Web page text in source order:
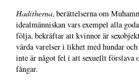
Haditherna, berättelserna om
idealmänniskan vars exempel alla
följa, bekräftar att kvinnor är
värda varelser i likhet med hundar
inte är något fel i att sexuellt förslava
fångar.